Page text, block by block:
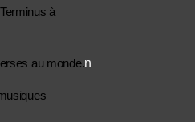
à
au monde.n